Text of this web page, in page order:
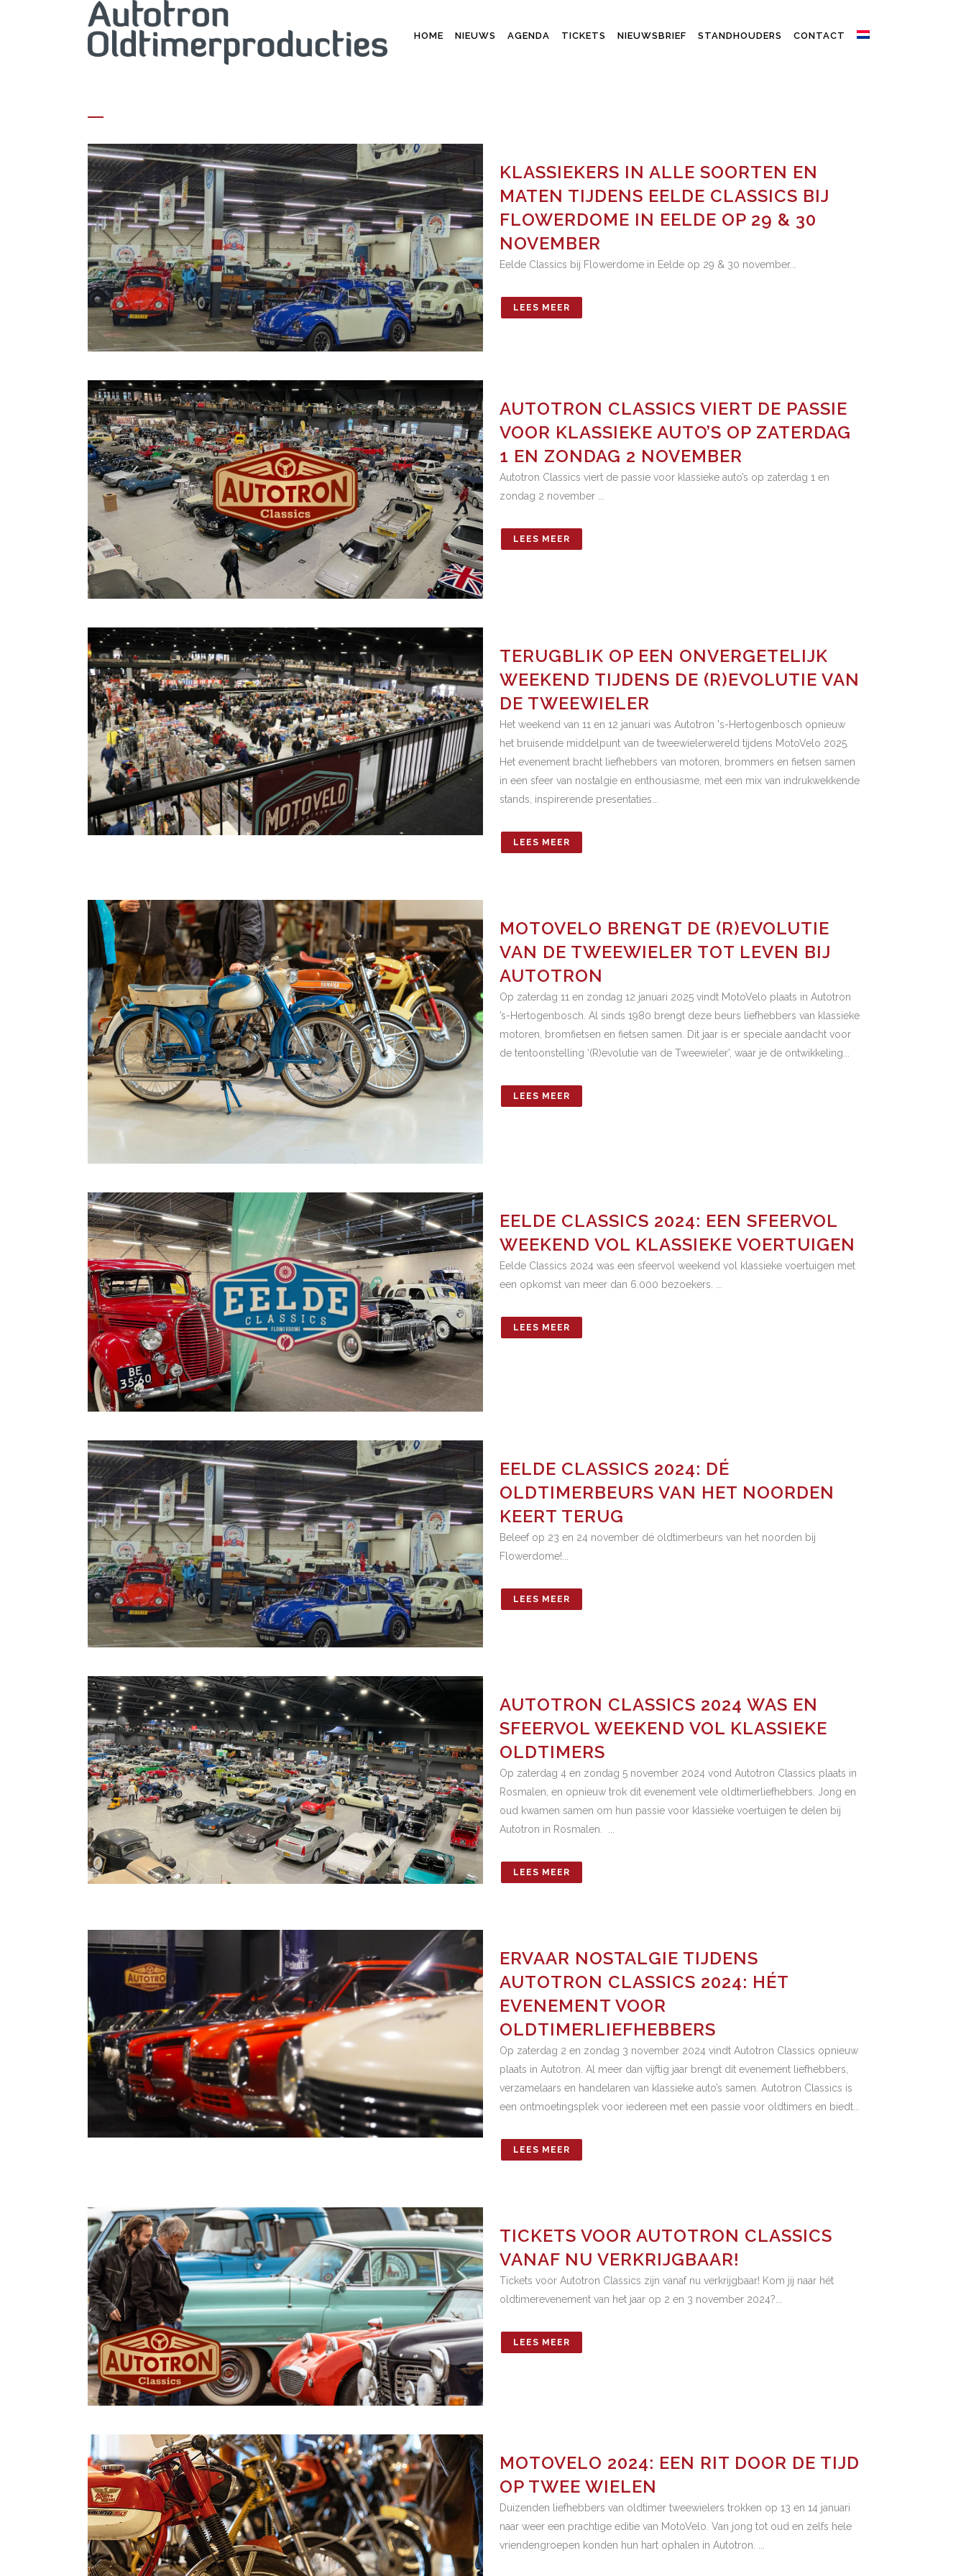
HOME NIEUWS AGENDA TICKETS NIEUWSBRIEF STANDHOUDERS CONTACT
KLASSIEKERS IN ALLE SOORTEN EN
MATEN TIJDENS EELDE CLASSICS BIJ
FLOWERDOME IN EELDE OP 29 & 30
NOVEMBER
Eelde Classics bij Flowerdome in Eelde op 29 & 30 november...
LEES MEER
AUTOTRON CLASSICS VIERT DE PASSIE
VOOR KLASSIEKE AUTO’S OP ZATERDAG
1 EN ZONDAG 2 NOVEMBER
Autotron Classics viert de passie voor klassieke auto’s op zaterdag 1 en
zondag 2 november ...
LEES MEER
TERUGBLIK OP EEN ONVERGETELIJK
WEEKEND TIJDENS DE (R)EVOLUTIE VAN
DE TWEEWIELER
Het weekend van 11 en 12 januari was Autotron 's-Hertogenbosch opnieuw
het bruisende middelpunt van de tweewielerwereld tijdens MotoVelo 2025.
Het evenement bracht liefhebbers van motoren, brommers en fietsen samen
in een sfeer van nostalgie en enthousiasme, met een mix van indrukwekkende
stands, inspirerende presentaties...
LEES MEER
MOTOVELO BRENGT DE (R)EVOLUTIE
VAN DE TWEEWIELER TOT LEVEN BIJ
AUTOTRON
Op zaterdag 11 en zondag 12 januari 2025 vindt MotoVelo plaats in Autotron
’s-Hertogenbosch. Al sinds 1980 brengt deze beurs liefhebbers van klassieke
motoren, bromfietsen en fietsen samen. Dit jaar is er speciale aandacht voor
de tentoonstelling ‘(R)evolutie van de Tweewieler’, waar je de ontwikkeling...
LEES MEER
EELDE CLASSICS 2024: EEN SFEERVOL
WEEKEND VOL KLASSIEKE VOERTUIGEN
Eelde Classics 2024 was een sfeervol weekend vol klassieke voertuigen met
een opkomst van meer dan 6.000 bezoekers. ...
LEES MEER
EELDE CLASSICS 2024: DÉ
OLDTIMERBEURS VAN HET NOORDEN
KEERT TERUG
Beleef op 23 en 24 november dé oldtimerbeurs van het noorden bij
Flowerdome!...
LEES MEER
AUTOTRON CLASSICS 2024 WAS EN
SFEERVOL WEEKEND VOL KLASSIEKE
OLDTIMERS
Op zaterdag 4 en zondag 5 november 2024 vond Autotron Classics plaats in
Rosmalen, en opnieuw trok dit evenement vele oldtimerliefhebbers. Jong en
oud kwamen samen om hun passie voor klassieke voertuigen te delen bij
Autotron in Rosmalen. ...
LEES MEER
ERVAAR NOSTALGIE TIJDENS
AUTOTRON CLASSICS 2024: HÉT
EVENEMENT VOOR
OLDTIMERLIEFHEBBERS
Op zaterdag 2 en zondag 3 november 2024 vindt Autotron Classics opnieuw
plaats in Autotron. Al meer dan vijftig jaar brengt dit evenement liefhebbers,
verzamelaars en handelaren van klassieke auto’s samen. Autotron Classics is
een ontmoetingsplek voor iedereen met een passie voor oldtimers en biedt...
LEES MEER
TICKETS VOOR AUTOTRON CLASSICS
VANAF NU VERKRIJGBAAR!
Tickets voor Autotron Classics zijn vanaf nu verkrijgbaar! Kom jij naar hét
oldtimerevenement van het jaar op 2 en 3 november 2024?...
LEES MEER
MOTOVELO 2024: EEN RIT DOOR DE TIJD
OP TWEE WIELEN
Duizenden liefhebbers van oldtimer tweewielers trokken op 13 en 14 januari
naar weer een prachtige editie van MotoVelo. Van jong tot oud en zelfs hele
vriendengroepen konden hun hart ophalen in Autotron. ...